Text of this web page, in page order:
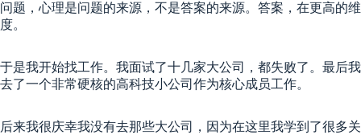
问题，心理是问题的来源，不是答案的来源。答案，在更高的维
度。
于是我开始找工作。我面试了十几家大公司，都失败了。最后我
去了一个非常硬核的高科技小公司作为核心成员工作。
后来我很庆幸我没有去那些大公司，因为在这里我学到了很多关